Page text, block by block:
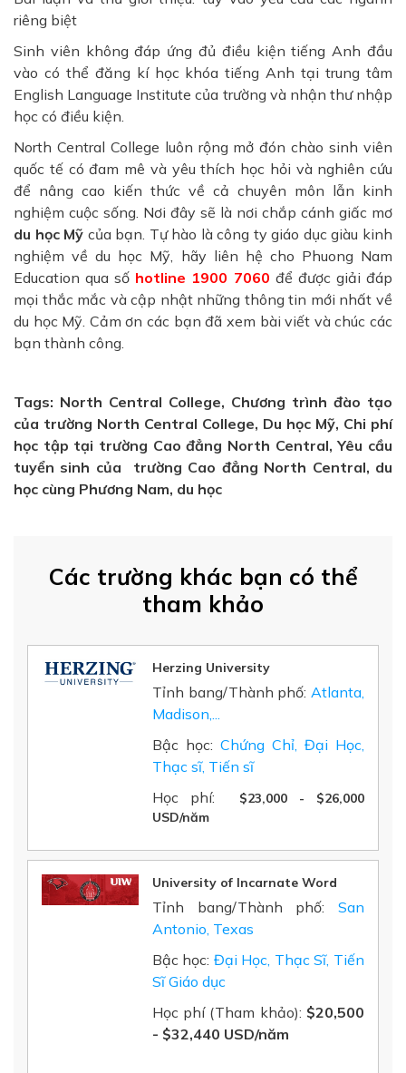
riêng biệt
Sinh viên không đáp ứng đủ điều kiện tiếng Anh đầu
vào có thể đăng kí học khóa tiếng Anh tại trung tâm
English Language Institute của trường và nhận thư nhập
học có điều kiện.
North Central College luôn rộng mở đón chào sinh viên
quốc tế có đam mê và yêu thích học hỏi và nghiên cứu
để nâng cao kiến thức về cả chuyên môn lẫn kinh
nghiệm cuộc sống. Nơi đây sẽ là nơi chắp cánh giấc mơ
du học Mỹ của bạn. Tự hào là công ty giáo dục giàu kinh
nghiệm về du học Mỹ, hãy liên hệ cho Phuong Nam
Education qua số hotline 1900 7060 để được giải đáp
mọi thắc mắc và cập nhật những thông tin mới nhất về
du học Mỹ. Cảm ơn các bạn đã xem bài viết và chúc các
bạn thành công.
Tags: North Central College, Chương trình đào tạo
của trường North Central College, Du học Mỹ, Chi phí
học tập tại trường Cao đẳng North Central, Yêu cầu
tuyển sinh của trường Cao đẳng North Central, du
học cùng Phương Nam, du học
Các trường khác bạn có thể
tham khảo
Herzing University
Tỉnh bang/Thành phố: Atlanta,
Madison,...
Bậc học: Chứng Chỉ, Đại Học,
Thạc sĩ, Tiến sĩ
Học phí:
$23,000 - $26,000
USD/năm
University of Incarnate Word
Tỉnh bang/Thành phố:
San
Antonio, Texas
Bậc học: Đại Học, Thạc Sĩ, Tiến
Sĩ Giáo dục
Học phí (Tham khảo): $20,500
- $32,440 USD/năm